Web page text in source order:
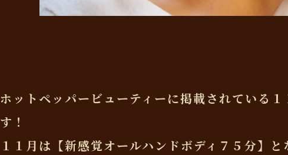
ホットペッパービューティーに掲載されている
す！
１１月は【新感覚オールハンドボディ７５分】と